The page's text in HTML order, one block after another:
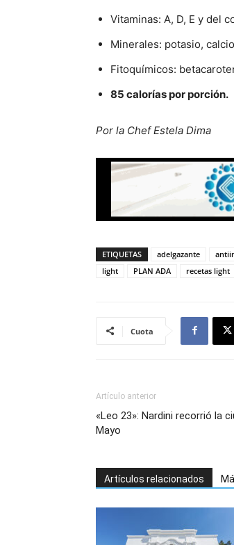
Vitaminas: A, D, E y del
Minerales: potasio,
Fitoquímicos:
85 calorías por porción.
Por la Chef Estela Dima
ETIQUETAS adelgazante
light
PLAN ADA recetas light
Cuota
Artículo anterior
«Leo 23»: Nardini recorrió la
Mayo
Artículos relacionados